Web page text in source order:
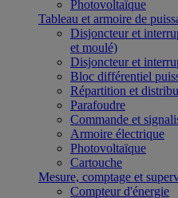
Photovoltaïque
Tableau et armoire de
Disjoncteur et
et moulé)
Disjoncteur et
Bloc différentiel
Répartition et
Parafoudre
Commande et
Armoire électrique
Photovoltaïque
Cartouche
Mesure, comptage et
Compteur d'énergie